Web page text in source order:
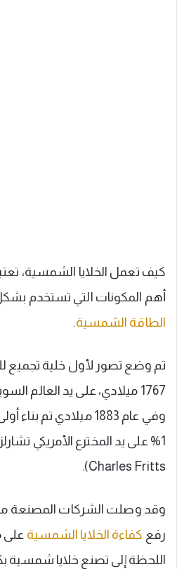
كيف تعمل الخلايا الشمسية،
أهم المكونات التي تستخدم
الطاقة الشمسية.
تم وضع تصور لأول خلية تجميع
1767 ميلادي، على يد
وفي عام 1883 ميلادي تم
1% على يد المخترع الأمريكي
Charles Fritts).
وقد وصلت الشركات المصنعة
رفع كفاءة الخلايا الشمسية على